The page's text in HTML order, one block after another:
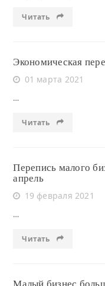
Читать
Экономическая
01 марта 2021
…
Читать
Перепись малого
апрель
19 февраля 2021
…
Читать
Малый бизнес